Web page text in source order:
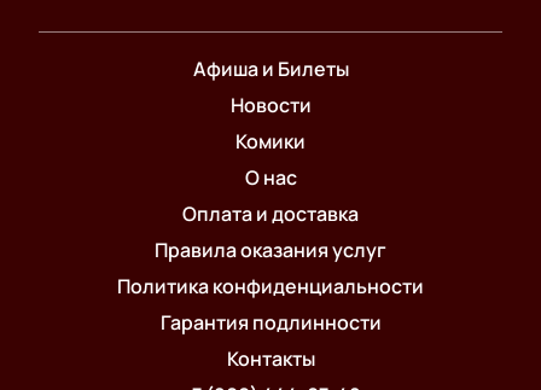
Афиша и Билеты
Новости
Комики
О нас
Оплата и доставка
Правила оказания услуг
Политика конфиденциальности
Гарантия подлинности
Контакты